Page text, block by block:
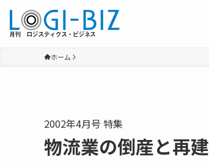
ホーム
2002年4月号 特集
物流業の倒産と再